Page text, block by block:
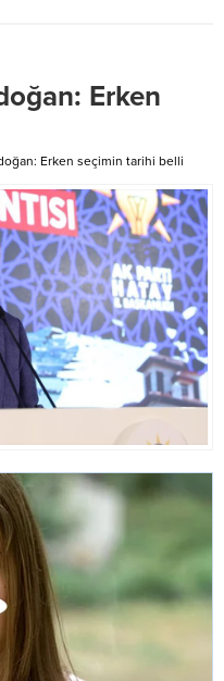
Erken
Erken seçimin tarihi belli